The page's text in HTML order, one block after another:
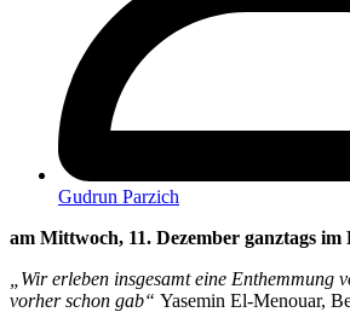
Gudrun Parzich
am Mittwoch, 11. Dezember ganztags
„Wir erleben insgesamt eine Enthemmung
vorher schon gab“ Yasemin El-Menouar,